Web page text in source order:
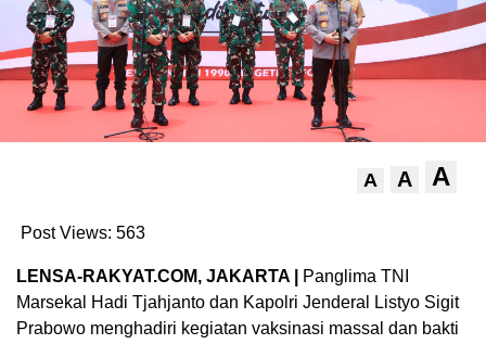
A A A
Post Views: 563
LENSA-RAKYAT.COM, JAKARTA |
Panglima TNI
Marsekal Hadi Tjahjanto dan Kapolri Jenderal Listyo Sigit
Prabowo menghadiri kegiatan vaksinasi massal dan bakti